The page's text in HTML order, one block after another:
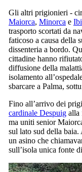
Gli altri prigionieri -
Maiorca, Minorca e
trasporto scortati da
faticoso a causa della
dissenteria a bordo.
cittadine hanno
diffusione della
isolamento
sbarcare a Palma,
Fino all’arrivo dei
cardinale Despuig alla
ma uniti senior
sul lato sud della
un asino che
sull’isola unica fonte